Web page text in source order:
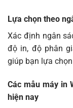
Lựa chọn theo
Xác định ngân
độ in, độ phân
giúp bạn lựa
Các mẫu máy in
hiện nay